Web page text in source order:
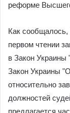
реформе
Как
первом чтении
в Закон Украины
Закон Украины
относительно
должностей
предлагается